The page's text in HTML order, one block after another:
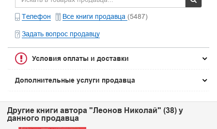
Телефон Все книги продавца (5487)
Задать вопрос продавцу
Условия оплаты и доставки
Дополнительные услуги продавца
Другие книги автора "Леонов Николай" (38) у
данного продавца